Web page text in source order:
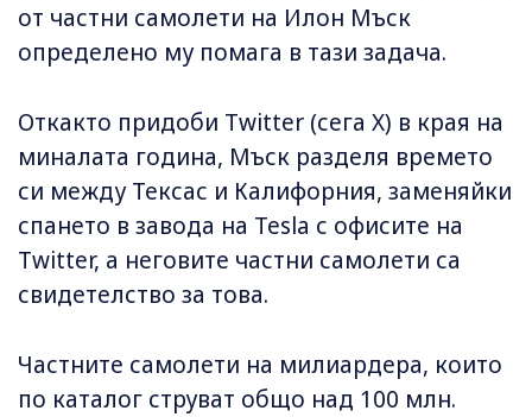
от частни самолети на Илон Мъск
определено му помага в тази задача.
Откакто придоби Twitter (сега X) в края на
миналата година, Мъск разделя времето
си между Тексас и Калифорния, заменяйки
спането в завода на Tesla с офисите на
Twitter, а неговите частни самолети са
свидетелство за това.
Частните самолети на милиардера, които
по каталог струват общо над 100 млн.